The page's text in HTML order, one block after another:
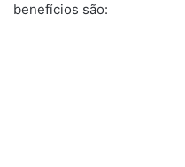
benefícios são: